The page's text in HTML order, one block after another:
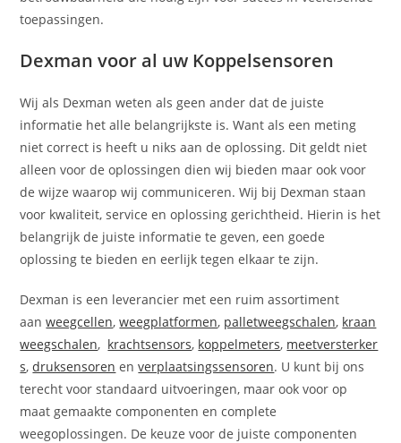
toepassingen.
Dexman voor al uw Koppelsensoren
Wij als Dexman weten als geen ander dat de juiste
informatie het alle belangrijkste is. Want als een meting
niet correct is heeft u niks aan de oplossing. Dit geldt niet
alleen voor de oplossingen dien wij bieden maar ook voor
de wijze waarop wij communiceren. Wij bij Dexman staan
voor kwaliteit, service en oplossing gerichtheid. Hierin is het
belangrijk de juiste informatie te geven, een goede
oplossing te bieden en eerlijk tegen elkaar te zijn.
Dexman is een leverancier met een ruim assortiment
aanweegcellen,weegplatformen, palletweegschalen, kraan
weegschalen, krachtsensors, koppelmeters, meetversterker
s,druksensoren enverplaatsingssensoren. U kunt bij ons
terecht voor standaard uitvoeringen, maar ook voor op
maat gemaakte componenten en complete
weegoplossingen. De keuze voor de juiste componenten